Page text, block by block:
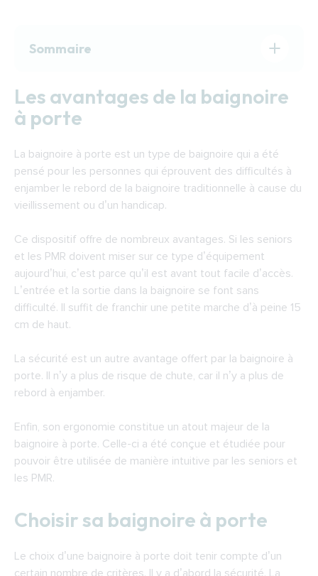
Sommaire
Choisir sa baignoire à porte
Les aides pour financer une baignoire à porte
Trouver un expert pour installer une baignoire
avec porte à Carcassonne
Les avantages de la baignoire
à porte
La baignoire à porte est un type de baignoire qui a été
pensé pour les personnes qui éprouvent des difficultés à
enjamber le rebord de la baignoire traditionnelle à cause du
vieillissement ou d’un handicap.
Ce dispositif offre de nombreux avantages. Si les seniors
et les PMR doivent miser sur ce type d’équipement
aujourd’hui, c’est parce qu’il est avant tout facile d’accès.
L’entrée et la sortie dans la baignoire se font sans
difficulté. Il suffit de franchir une petite marche d’à peine 15
cm de haut.
La sécurité est un autre avantage offert par la baignoire à
porte. Il n’y a plus de risque de chute, car il n’y a plus de
rebord à enjamber.
Enfin, son ergonomie constitue un atout majeur de la
baignoire à porte. Celle-ci a été conçue et étudiée pour
pouvoir être utilisée de manière intuitive par les seniors et
les PMR.
Choisir sa baignoire à porte
Le choix d’une baignoire à porte doit tenir compte d’un
certain nombre de critères. Il y a d’abord la sécurité. La